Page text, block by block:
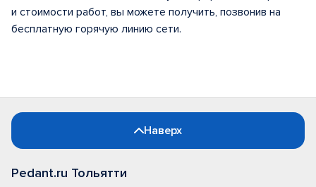
и стоимости работ, вы можете получить, позвонив на
бесплатную горячую линию сети.
Наверх
Pedant.ru Тольятти